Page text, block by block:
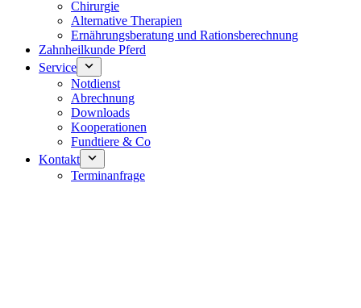
Chirurgie
Alternative Therapien
Ernährungsberatung und Rationsberechnung
Zahnheilkunde Pferd
Service
Notdienst
Abrechnung
Downloads
Kooperationen
Fundtiere & Co
Kontakt
Terminanfrage